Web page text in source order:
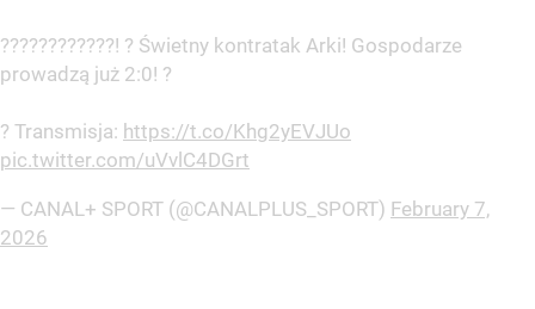
????????????! ? Świetny kontratak Arki! Gospodarze
prowadzą już 2:0! ?
? Transmisja: https://t.co/Khg2yEVJUo
pic.twitter.com/uVvlC4DGrt
— CANAL+ SPORT (@CANALPLUS_SPORT) February 7,
2026